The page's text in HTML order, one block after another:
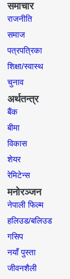
समाचार
राजनीति
समाज​
पत्रपत्रिका
शिक्षा/स्वास्थ
चुनाव
अर्थतन्त्र
बैंक
बीमा
विकास
शेयर
रेमिटेन्स
मनोरञ्जन
नेपाली फिल्म
हलिउड/बलिउड
गसिप
नयाँ पुस्ता
जीवनशैली